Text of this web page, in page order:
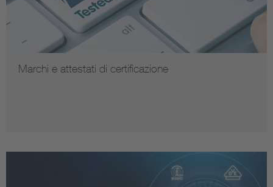
Marchi e attestati di certificazione